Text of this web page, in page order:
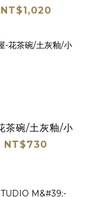
NT$1,020
茶碗/土灰釉/小
NT$730